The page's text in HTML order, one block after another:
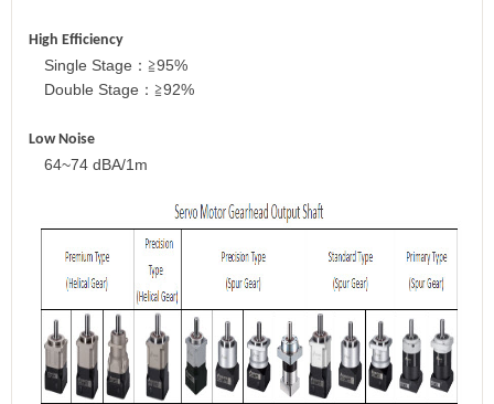
High Efficiency
Single Stage ： ≧95%
Double Stage ： ≧92%
Low Noise
64~74 dBA/1m